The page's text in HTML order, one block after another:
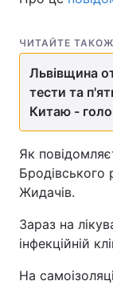
ЧИТАЙТЕ ТАКОЖ
Львівщина
тести та
Китаю -
Як
Жидачів.
Зараз на
інфекційній
На